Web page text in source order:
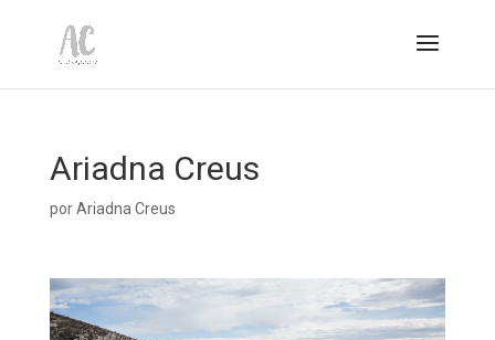
Ariadna Creus
porAriadna Creus